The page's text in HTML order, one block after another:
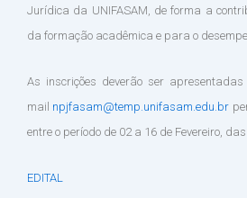
Jurídica da UNIFASAM, de forma a
da formação acadêmica e para o
As inscrições deverão ser apresentadas
mail npjfasam@temp.unifasam.edu.br
entre o período de 02 a 16 de Fevereiro,
EDITAL